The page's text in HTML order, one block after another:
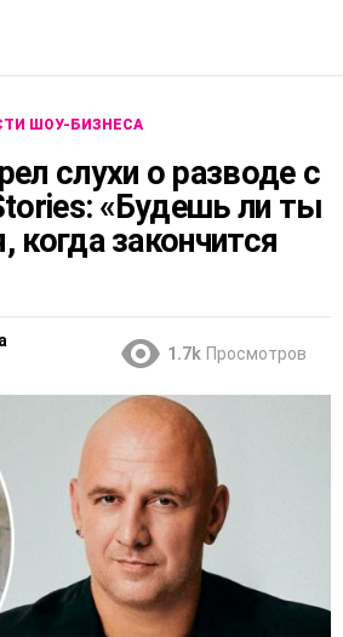
ШОУ-БИЗНЕСА
слухи о разводе с
«Будешь ли ты
закончится
1.7k Просмотров